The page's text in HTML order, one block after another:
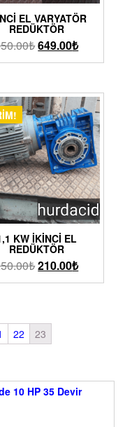
EL VARYATÖR
REDÜKTÖR
₺649.00₺
KW İKINCI EL
REDÜKTÖR
₺210.00₺
22 23
10 HP 35 Devir